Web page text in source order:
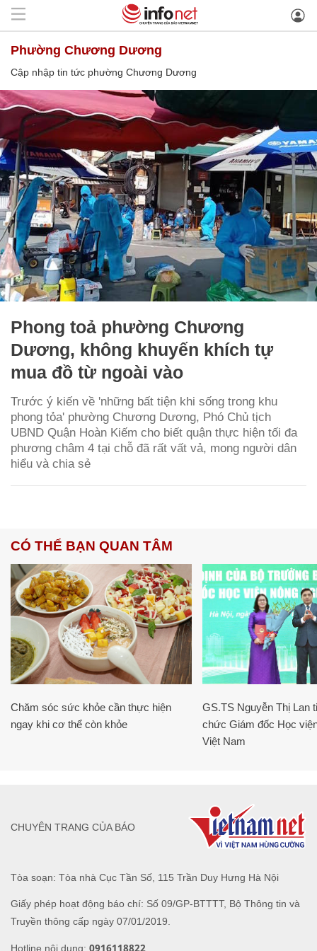
phường Chương Dương
Cập nhập tin tức phường Chương Dương
Phong toả phường Chương
Dương, không khuyến khích tự
mua đồ từ ngoài vào
Trước ý kiến về 'những bất tiện khi sống trong khu
phong tỏa' phường Chương Dương, Phó Chủ tịch
UBND Quận Hoàn Kiếm cho biết quận thực hiện tối đa
phương châm 4 tại chỗ đã rất vất vả, mong người dân
hiểu và chia sẻ
CÓ THỂ BẠN QUAN TÂM
Chăm sóc sức khỏe cần thực hiện
ngay khi cơ thể còn khỏe
GS.TS Nguyễn Thị Lan
chức Giám đốc Học
Việt Nam
Tòa soạn: Tòa nhà Cục Tần Số, 115 Trần Duy Hưng Hà Nội
Giấy phép hoạt động báo chí: Số 09/GP-BTTTT, Bộ Thông tin và
Truyền thông cấp ngày 07/01/2019.
Hotline nội dung: 0916118822
CHUYÊN TRANG CỦA BÁO